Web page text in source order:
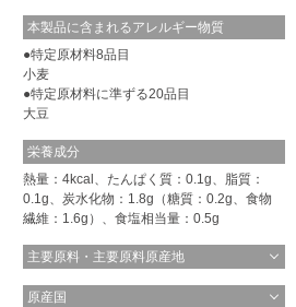
本製品に含まれるアレルギー物質
特定原材料8品目
小麦
特定原材料に準ずる20品目
大豆
栄養成分
熱量：4kcal、たんぱく質：0.1g、脂質：
0.1g、炭水化物：1.8g（糖質：0.2g、食物
繊維：1.6g）、食塩相当量：0.5g
主要原料・主要原料原産地
原産国